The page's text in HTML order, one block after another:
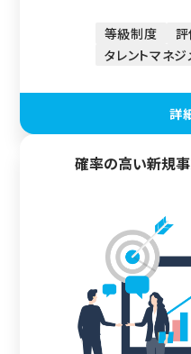
等級制度
タレントマネジ
詳
確率の高い新規